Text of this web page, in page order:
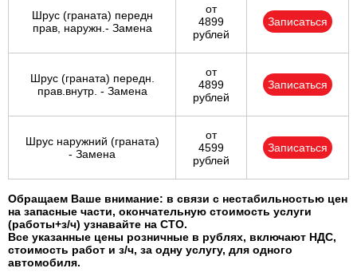
Шрус (граната) передн
прав, наружн.- Замена
от
4899
рублей
Записаться
Шрус (граната) передн.
прав.внутр. - Замена
от
4899
рублей
Записаться
Шрус наружний (граната)
- Замена
от
4599
рублей
Записаться
Обращаем Ваше внимание: в связи с нестабильностью цен
на запасные части, окончательную стоимость услуги
(работы+з/ч) узнавайте на СТО.
Все указанные цены розничные в рублях, включают НДС,
стоимость работ и з/ч, за одну услугу, для одного
автомобиля.